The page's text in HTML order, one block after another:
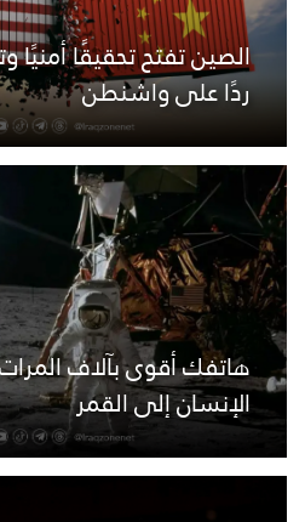
الصين تفتح تحقيقًا
ردًا على واشنطن
هاتفك أقوى بآلاف
الإنسان إلى القمر